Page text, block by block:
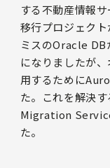
する不動産情報
移行プロジェク
ミスのOracle
になりましたが
用するために
た。これを解決
Migration
た。